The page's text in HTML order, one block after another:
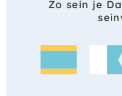
Zo sein je